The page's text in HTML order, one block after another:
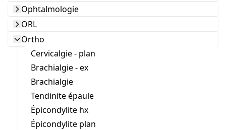
Ophtalmologie
ORL
Ortho
Cervicalgie - plan
Brachialgie - ex
Brachialgie
Tendinite épaule
Épicondylite hx
Épicondylite plan